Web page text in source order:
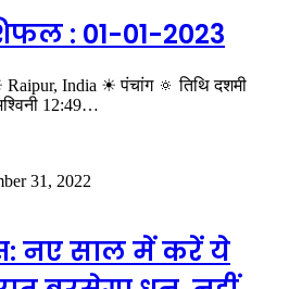
: 01-01-2023
India ☀ पंचांग 🔅 तिथि दशमी
12:49…
31, 2022
नए साल में करें ये